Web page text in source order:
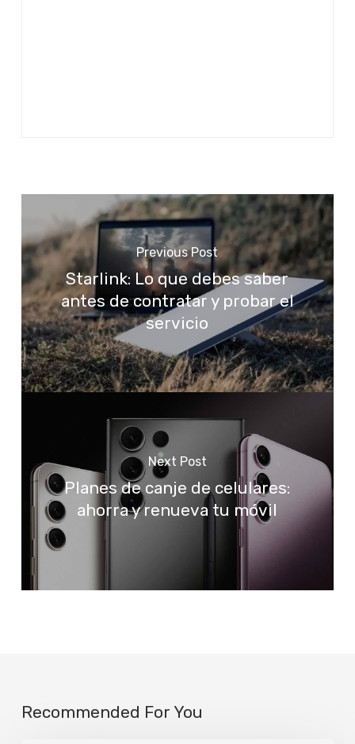
Previous Post
Starlink: Lo que debes saber
antes de contratar y probar el
servicio
Next Post
Planes de canje de celulares:
ahorra y renueva tu móvil
Recommended For You